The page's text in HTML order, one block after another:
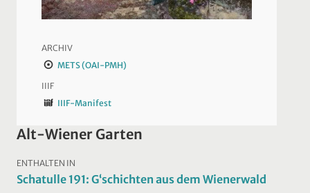
ARCHIV
METS (OAI-PMH)
IIIF
IIIF-Manifest
Alt-Wiener Garten
ENTHALTEN IN
Schatulle 191: G‘schichten aus dem Wienerwald